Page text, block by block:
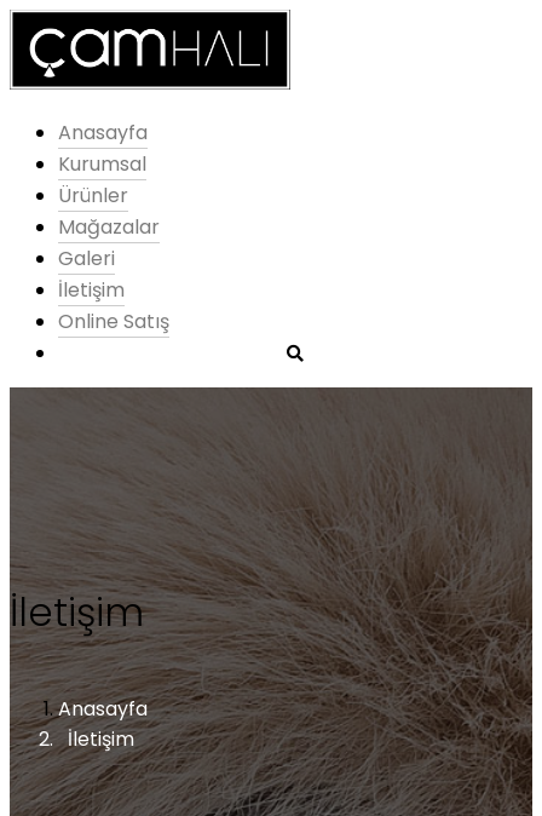
Anasayfa
Kurumsal
Ürünler
Mağazalar
Galeri
İletişim
Online Satış
İletişim
Anasayfa
İletişim